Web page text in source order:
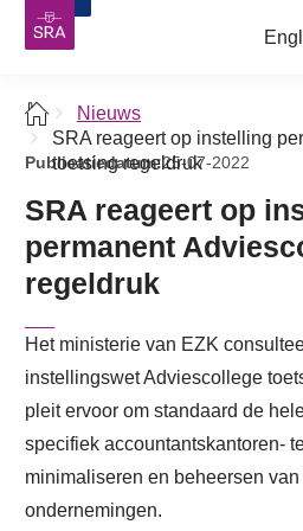
Nieuws
SRA reageert op instelling
toetsing regeldruk
Publicatiedatum:25-07-2022
SRA reageert op
permanent
regeldruk
Het ministerie van EZK
instellingswet Adviescollege
pleit ervoor om standaard de
specifiek accountantskantoren-
minimaliseren en beheersen
ondernemingen.